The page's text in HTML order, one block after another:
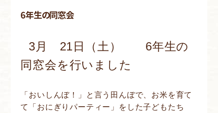
6年生の同窓会
3月 21日（土） 6年生の
同窓会を行いました
「おいしんぼ！」と言う田んぼで、お米を育て
て「おにぎりパーティー」をした子どもたち